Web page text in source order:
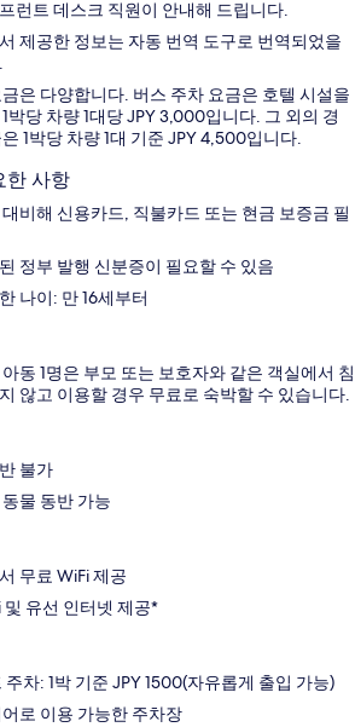
런트 데스크 직원이 안내해 드립니다.
제공한 정보는 자동 번역 도구로 번역되었을
은 다양합니다. 버스 주차 요금은 호텔 시설을
박당 차량 1대당 JPY 3,000입니다. 그 외의 경
1박당 차량 1대 기준 JPY 4,500입니다.
한 사항
비해 신용카드, 직불카드 또는 현금 보증금 필
정부 발행 신분증이 필요할 수 있음
나이: 만 16세부터
동 1명은 부모 또는 보호자와 같은 객실에서 침
않고 이용할 경우 무료로 숙박할 수 있습니다.
불가
물 동반 가능
무료 WiFi 제공
및 유선 인터넷 제공*
주차: 1박 기준 JPY 1500(자유롭게 출입 가능)
로 이용 가능한 주차장